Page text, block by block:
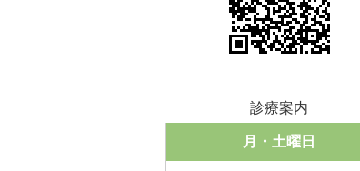
診療案内
月・土曜日